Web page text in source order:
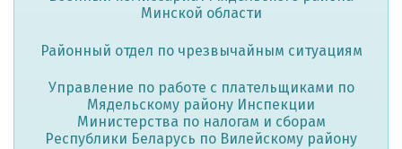
Минской области
Районный отдел по чрезвычайным ситуациям
Управление по работе с плательщиками по
Мядельскому району Инспекции
Министерства по налогам и сборам
Республики Беларусь по Вилейскому району